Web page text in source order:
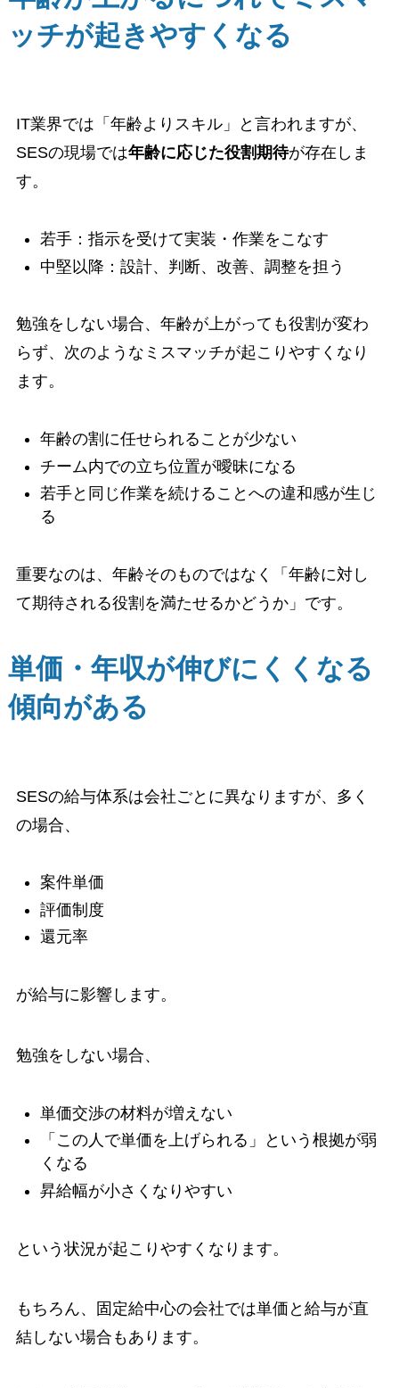
ッチが起きやすくなる
IT業界では「年齢よりスキル」と言われますが、
SESの現場では年齢に応じた役割期待が存在しま
す。
若手：指示を受けて実装・作業をこなす
中堅以降：設計、判断、改善、調整を担う
勉強をしない場合、年齢が上がっても役割が変わ
らず、次のようなミスマッチが起こりやすくなり
ます。
年齢の割に任せられることが少ない
チーム内での立ち位置が曖昧になる
若手と同じ作業を続けることへの違和感が生じ
る
重要なのは、年齢そのものではなく「年齢に対し
て期待される役割を満たせるかどうか」です。
単価・年収が伸びにくくなる
傾向がある
SESの給与体系は会社ごとに異なりますが、多く
の場合、
案件単価
評価制度
還元率
が給与に影響します。
勉強をしない場合、
単価交渉の材料が増えない
「この人で単価を上げられる」という根拠が弱
くなる
昇給幅が小さくなりやすい
という状況が起こりやすくなります。
もちろん、固定給中心の会社では単価と給与が直
結しない場合もあります。